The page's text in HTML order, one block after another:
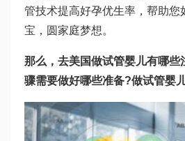
管技术提高好孕优生率，帮助您
宝，圆家庭梦想。
那么，去美国做试管婴儿有哪些
骤需要做好哪些准备?做试管婴